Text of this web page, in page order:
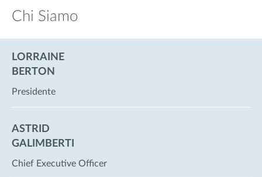
Chi Siamo
LORRAINE
BERTON
Presidente
ASTRID
GALIMBERTI
Chief Executive Officer